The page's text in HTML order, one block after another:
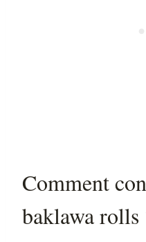
Comment
baklawa rolls